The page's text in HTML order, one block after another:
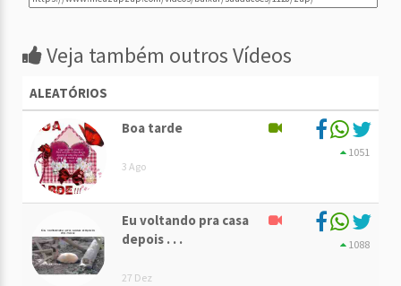
Veja também outros Vídeos
ALEATÓRIOS
Boa tarde
3 Ago
1051
Eu voltando pra casa
depois . . .
27 Dez
1088